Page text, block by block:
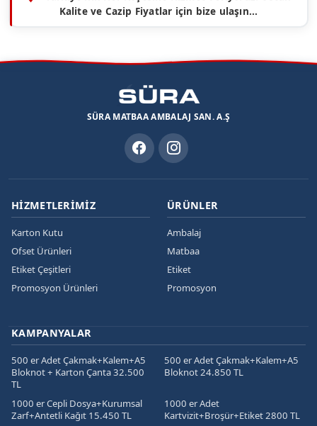
Kalite ve Cazip Fiyatlar için bize ulaşın...
SÜRA MATBAA AMBALAJ SAN. A.Ş
HIZMETLERIMIZ
Karton Kutu
Ofset Ürünleri
Etiket Çeşitleri
Promosyon Ürünleri
ÜRÜNLER
Ambalaj
Matbaa
Etiket
Promosyon
KAMPANYALAR
500 er Adet Çakmak+Kalem+A5
Bloknot + Karton Çanta 32.500
TL
500 er Adet Çakmak+Kalem+A5
Bloknot 24.850 TL
1000 er Cepli Dosya+Kurumsal
Zarf+Antetli Kağıt 15.450 TL
1000 er Adet
Kartvizit+Broşür+Etiket 2800 TL